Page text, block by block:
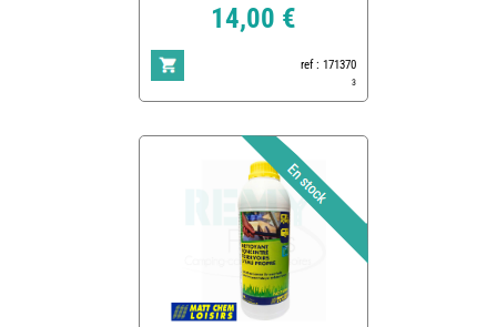
14,00 €
ref : 171370
3